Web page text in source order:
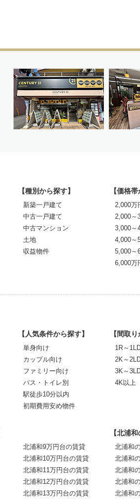
【種別から探す】
新築一戸建て
中古一戸建て
中古マンション
土地
収益物件
【価格
2,000万
2,000～
3,000～
4,000～
5,000～
6,000万
【人気条件から探す】
単身向け
カップル向け
ファミリー向け
バス・トイレ別
駅徒歩10分以内
初期費用安め物件
【間取
1R～
2K～
3K～
4K以上
北浦和9万円台の賃貸
北浦和10万円台の賃貸
北浦和11万円台の賃貸
北浦和12万円台の賃貸
北浦和13万円台の賃貸
【北浦
北浦和
北浦和
北浦和
北浦和
北浦和